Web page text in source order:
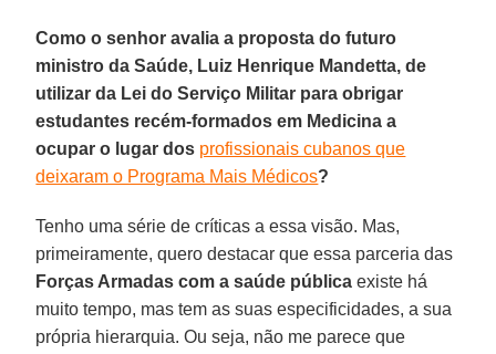
Como o senhor avalia a proposta do futuro
ministro da Saúde, Luiz Henrique Mandetta, de
utilizar da Lei do Serviço Militar para obrigar
estudantes recém-formados em Medicina a
ocupar o lugar dos profissionais cubanos que
deixaram o Programa Mais Médicos?
Tenho uma série de críticas a essa visão. Mas,
primeiramente, quero destacar que essa parceria das
Forças Armadas com a saúde pública existe há
muito tempo, mas tem as suas especificidades, a sua
própria hierarquia. Ou seja, não me parece que